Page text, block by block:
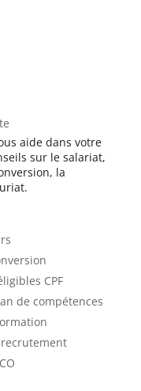
aide dans votre
sur le salariat,
la
CPF
de compétences